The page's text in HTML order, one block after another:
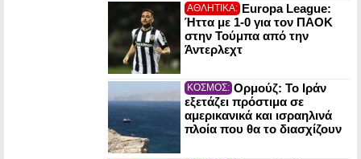
ΑΘΛΗΤΙΚΑ: Europa League:
Ήττα με 1-0 για τον ΠΑΟΚ
στην Τούμπα από την
Άντερλεχτ
ΚΟΣΜΟΣ: Ορμούζ: Το Ιράν
εξετάζει πρόστιμα σε
αμερικανικά και ισραηλινά
πλοία που θα το διασχίζουν